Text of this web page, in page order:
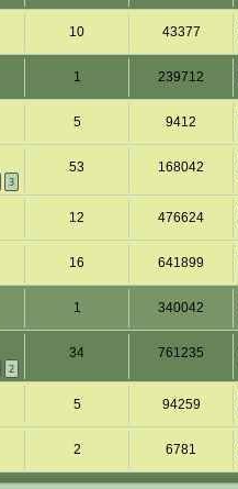
10 43377
1 239712
5 9412
3
53 168042
12 476624
16 641899
1 340042
2
34 761235
5 94259
2 6781